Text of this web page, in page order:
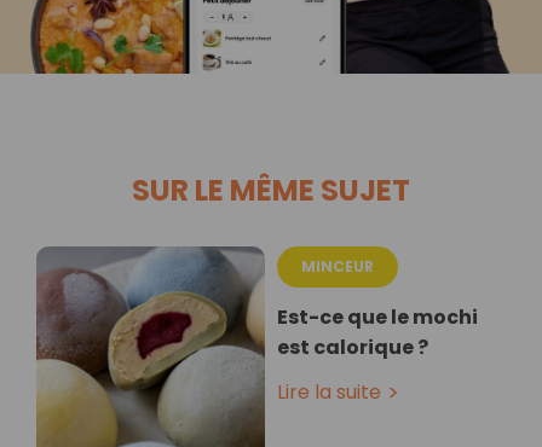
SUR LE MÊME SUJET
MINCEUR
Est-ce que le mochi
est calorique ?
Lire la suite